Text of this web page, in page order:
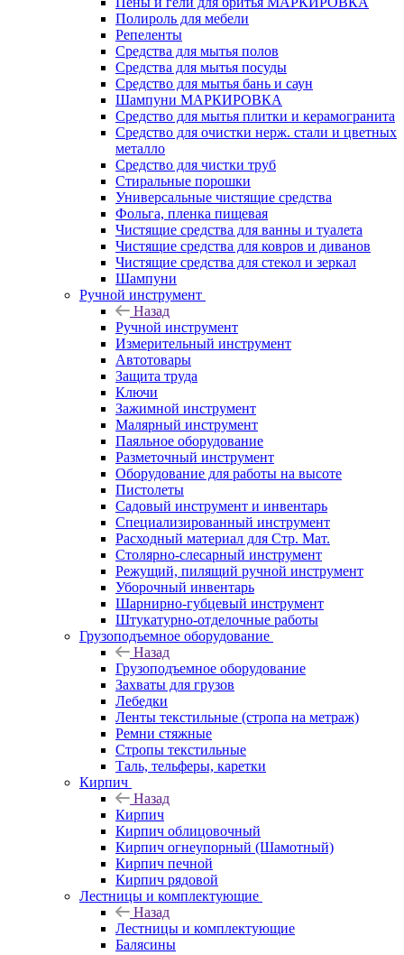
Полироль для мебели
Репеленты
Средства для мытья полов
Средства для мытья посуды
Средство для мытья бань и саун
Шампуни МАРКИРОВКА
Средство для мытья плитки и керамогранита
Средство для очистки нерж. стали и цветных
металло
Средство для чистки труб
Стиральные порошки
Универсальные чистящие средства
Фольга, пленка пищевая
Чистящие средства для ванны и туалета
Чистящие средства для ковров и диванов
Чистящие средства для стекол и зеркал
Шампуни
Ручной инструмент
Назад
Ручной инструмент
Измерительный инструмент
Автотовары
Защита труда
Ключи
Зажимной инструмент
Малярный инструмент
Паяльное оборудование
Разметочный инструмент
Оборудование для работы на высоте
Пистолеты
Садовый инструмент и инвентарь
Специализированный инструмент
Расходный материал для Стр. Мат.
Столярно-слесарный инструмент
Режущий, пилящий ручной инструмент
Уборочный инвентарь
Шарнирно-губцевый инструмент
Штукатурно-отделочные работы
Грузоподъемное оборудование
Назад
Грузоподъемное оборудование
Захваты для грузов
Лебедки
Ленты текстильные (стропа на метраж)
Ремни стяжные
Стропы текстильные
Таль, тельферы, каретки
Кирпич
Назад
Кирпич
Кирпич облицовочный
Кирпич огнеупорный (Шамотный)
Кирпич печной
Кирпич рядовой
Лестницы и комплектующие
Назад
Лестницы и комплектующие
Балясины